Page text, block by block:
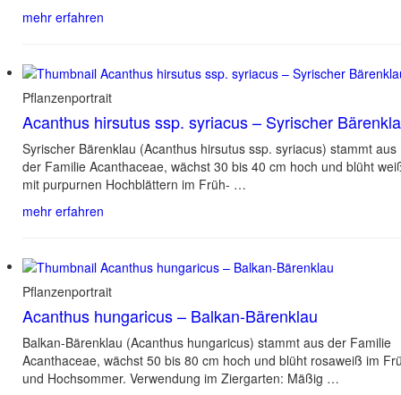
mehr erfahren
Pflanzenportrait
Acanthus hirsutus ssp. syriacus – Syrischer
Syrischer Bärenklau (Acanthus hirsutus ssp. syriacus) stammt aus
der Familie Acanthaceae, wächst 30 bis 40 cm hoch und blüht
mit purpurnen Hochblättern im Früh- …
mehr erfahren
Pflanzenportrait
Acanthus hungaricus – Balkan-Bärenklau
Balkan-Bärenklau (Acanthus hungaricus) stammt aus der Familie
Acanthaceae, wächst 50 bis 80 cm hoch und blüht rosaweiß im
und Hochsommer. Verwendung im Ziergarten: Mäßig …